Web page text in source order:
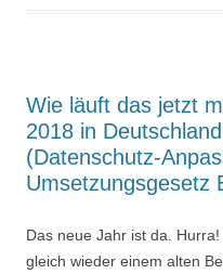
Wie läuft das jetzt
2018 in
(Datenschutz-
Umsetzungsgesetz
Das neue Jahr ist da.
gleich wieder einem alten